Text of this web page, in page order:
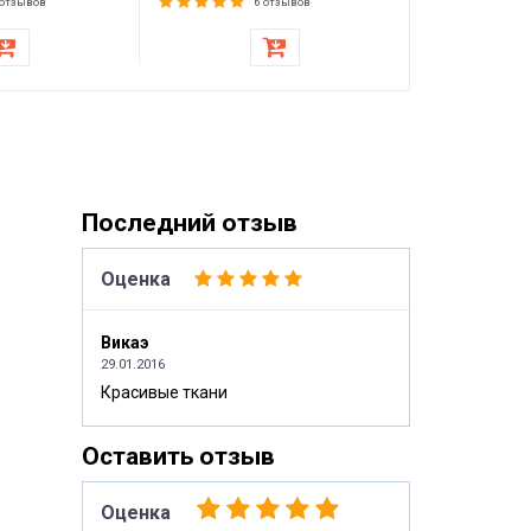
6 отзывов
Последний отзыв
Оценка
Викаэ
29.01.2016
Красивые ткани
Оставить отзыв
Оценка